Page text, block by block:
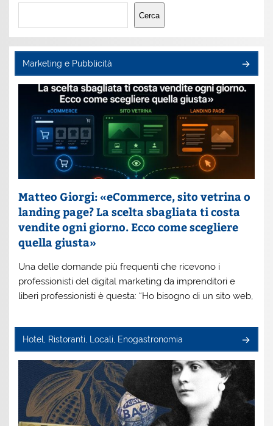
Cerca
Cerca
Marketing e Pubblicità
Matteo Giorgi: «eCommerce, sito vetrina o
landing page? La scelta sbagliata ti costa
vendite ogni giorno. Ecco come scegliere
quella giusta»
Una delle domande più frequenti che ricevono i
professionisti del digital marketing da imprenditori e
liberi professionisti è questa: “Ho bisogno di un sito web,
Hotel, Ristoranti, Locali, Enogastronomia